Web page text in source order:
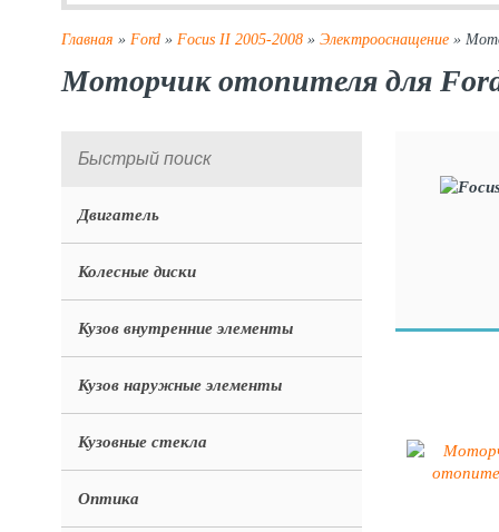
Главная » Ford » Focus II 2005-2008 » Электрооснащение »
Моторчик отопителя для
Двигатель
Колесные диски
Кузов внутренние элементы
Кузов наружные элементы
Кузовные стекла
Оптика